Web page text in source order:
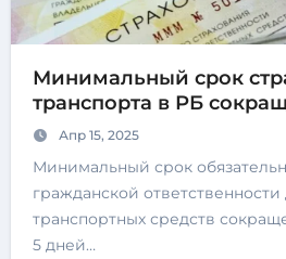
Минимальный срок
транспорта в РБ
Апр 15, 2025
Минимальный срок обязательного страхования
гражданской
транспортных средств
5 дней…